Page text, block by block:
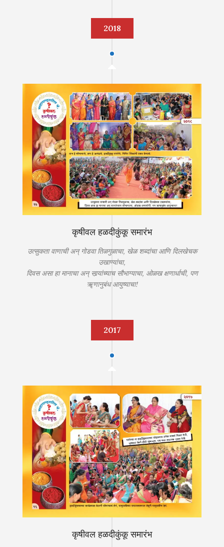
2018
कृषीवल हळदीकुंकू समारंभ
उत्सुकता वाणाची अन् गोडवा तिळगुळाचा, खेळ शब्दांचा आणि दिलखेचक
उखाण्यांचा,
दिवस असा हा मानाचा अन् सार्‍यांच्याच सौभाग्याचा, ओळख क्षणार्धाची, पण
ॠणानुबंध आयुष्याचा!
2017
कृषीवल हळदीकुंकू समारंभ